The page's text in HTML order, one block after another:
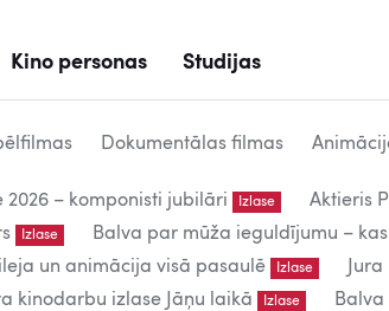
Kino personas Studijas
Dokumentālas filmas
2026 – komponisti jubilāri Izlase Aktieris
Izlase Balva par mūža ieguldījumu –
un animācija visā pasaulē Izlase
kinodarbu izlase Jāņu laikā Izlase